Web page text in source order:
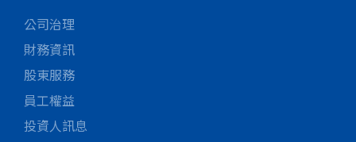
公司治理
財務資訊
股東服務
員工權益
投資人訊息